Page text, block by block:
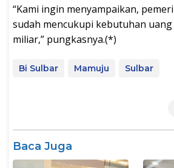
“Kami ingin menyampaikan,
sudah mencukupi kebutuhan uang
miliar,” pungkasnya.(*)
Bi Sulbar Mamuju Sulbar
Baca Juga